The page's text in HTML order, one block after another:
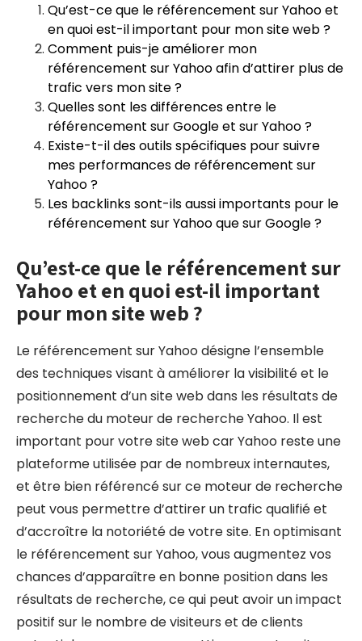
Qu’est-ce que le référencement sur Yahoo et
en quoi est-il important pour mon site web ?
Comment puis-je améliorer mon
référencement sur Yahoo afin d’attirer plus de
trafic vers mon site ?
Quelles sont les différences entre le
référencement sur Google et sur Yahoo ?
Existe-t-il des outils spécifiques pour suivre
mes performances de référencement sur
Yahoo ?
Les backlinks sont-ils aussi importants pour le
référencement sur Yahoo que sur Google ?
Qu’est-ce que le référencement sur
Yahoo et en quoi est-il important
pour mon site web ?
Le référencement sur Yahoo désigne l’ensemble
des techniques visant à améliorer la visibilité et le
positionnement d’un site web dans les résultats de
recherche du moteur de recherche Yahoo. Il est
important pour votre site web car Yahoo reste une
plateforme utilisée par de nombreux internautes,
et être bien référencé sur ce moteur de recherche
peut vous permettre d’attirer un trafic qualifié et
d’accroître la notoriété de votre site. En optimisant
le référencement sur Yahoo, vous augmentez vos
chances d’apparaître en bonne position dans les
résultats de recherche, ce qui peut avoir un impact
positif sur le nombre de visiteurs et de clients